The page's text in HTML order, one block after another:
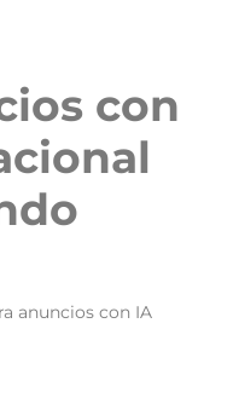
con
anuncios con IA